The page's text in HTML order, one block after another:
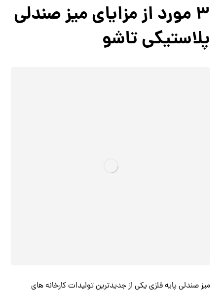
3 مورد از مزایای میز صندلی
پلاستیکی تاشو
میز صندلی پایه فلزی یکی از جدیدترین تولیدات کارخانه های